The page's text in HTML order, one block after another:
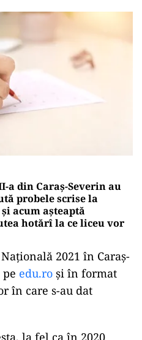
a din Caraş-Severin au
probele scrise la
acum așteaptă
hotărî la ce liceu vor
2021 în Caraş-
edu.ro și în format
în care s-au dat
la fel ca în 2020